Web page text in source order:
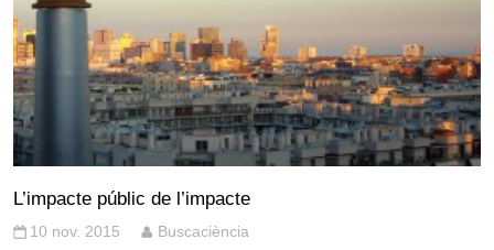
L’impacte públic de l’impacte
10 nov. 2015 Buscaciència